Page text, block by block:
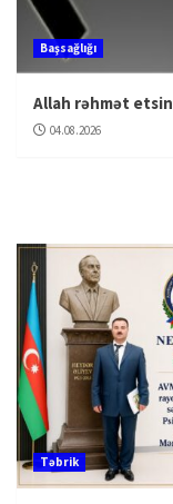
Başsağlığı
Allah rəhmət etsin
04.08.2026
Təbrik